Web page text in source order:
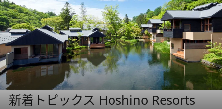
新着トピックス Hoshino Resorts